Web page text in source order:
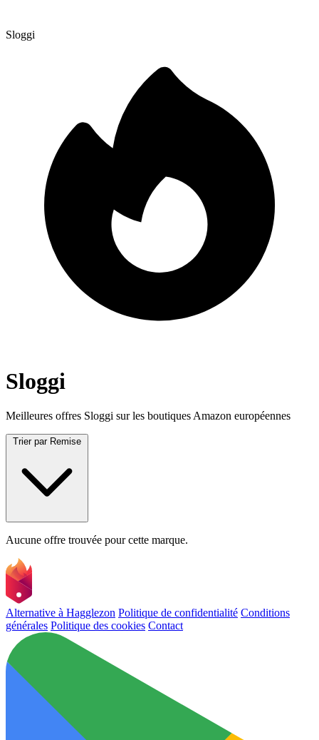
Sloggi
Sloggi
Meilleures offres Sloggi sur les boutiques Amazon européennes
Trier par Remise
Aucune offre trouvée pour cette marque.
Alternative à Hagglezon Politique de confidentialité Conditions
générales Politique des cookies Contact